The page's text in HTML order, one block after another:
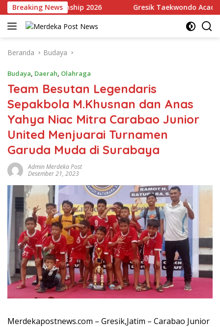
Langsung
ke
konten
Breaking News
Championship 2026 Gresik Taekwondo Academy
Beranda Budaya
Budaya, Daerah, Olahraga
Team Besutan Legendaris
Sepakbola M.Khusnan dan Anas
Yahya Niac Mitra Carabao Junior
United Menjuarai Turnamen
Garuda Muda di Surabaya
Admin Merdeka Post
Desember 21, 2023
Merdekapostnews.com – Gresik,Jatim – Carabao Junior